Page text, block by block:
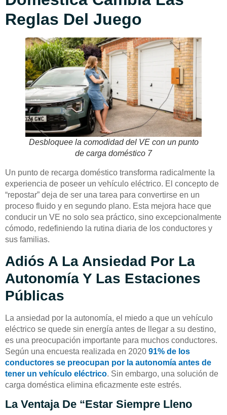
Reglas Del Juego
Desbloquee la comodidad del VE con un punto
de carga doméstico 7
Un punto de recarga doméstico transforma radicalmente la
experiencia de poseer un vehículo eléctrico. El concepto de
“repostar” deja de ser una tarea para convertirse en un
proceso fluido y en segundo plano. Esta mejora hace que
conducir un VE no solo sea práctico, sino excepcionalmente
cómodo, redefiniendo la rutina diaria de los conductores y
sus familias.
Adiós A La Ansiedad Por La
Autonomía Y Las Estaciones
Públicas
La ansiedad por la autonomía, el miedo a que un vehículo
eléctrico se quede sin energía antes de llegar a su destino,
es una preocupación importante para muchos conductores.
Según una encuesta realizada en 2020 91% de los
conductores se preocupan por la autonomía antes de
tener un vehículo eléctrico. Sin embargo, una solución de
carga doméstica elimina eficazmente este estrés.
La Ventaja De “estar Siempre Lleno